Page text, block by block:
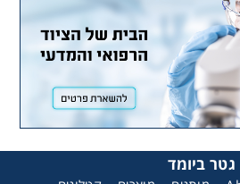
גטר ביומד